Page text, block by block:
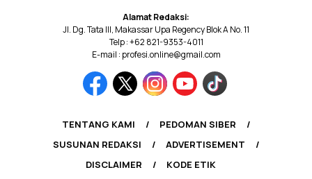
Alamat Redaksi:
Jl. Dg. Tata III, Makassar Upa Regency Blok A No. 11
Telp : +62 821-9353-4011
E-mail : profesi.online@gmail.com
TENTANG KAMI
PEDOMAN SIBER
SUSUNAN REDAKSI
ADVERTISEMENT
DISCLAIMER
KODE ETIK